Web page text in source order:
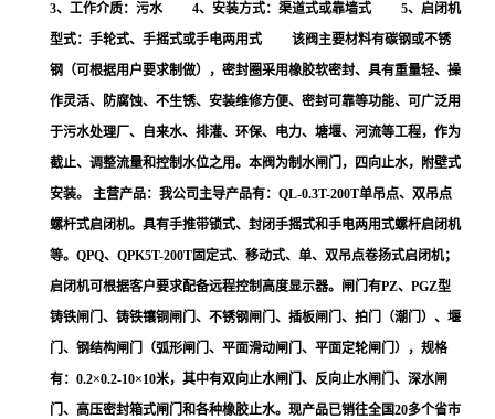
3、工作介质：污水 4、安装方式：渠道式或靠墙式 5、启闭机
型式：手轮式、手摇式或手电两用式 该阀主要材料有碳钢或不锈
钢（可根据用户要求制做），密封圈采用橡胶软密封、具有重量轻、操
作灵活、防腐蚀、不生锈、安装维修方便、密封可靠等功能、可广泛用
于污水处理厂、自来水、排灌、环保、电力、塘堰、河流等工程，作为
截止、调整流量和控制水位之用。本阀为制水闸门，四向止水，附壁式
安装。 主营产品：我公司主导产品有：QL-0.3T-200T单吊点、双吊点
螺杆式启闭机。具有手推带锁式、封闭手摇式和手电两用式螺杆启闭机
等。QPQ、QPK5T-200T固定式、移动式、单、双吊点卷扬式启闭机；
启闭机可根据客户要求配备远程控制高度显示器。闸门有PZ、PGZ型
铸铁闸门、铸铁镶铜闸门、不锈钢闸门、插板闸门、拍门（潮门）、堰
门、钢结构闸门（弧形闸门、平面滑动闸门、平面定轮闸门），规格
有：0.2×0.2-10×10米，其中有双向止水闸门、反向止水闸门、深水闸
门、高压密封箱式闸门和各种橡胶止水。现产品已销往全国20多个省市